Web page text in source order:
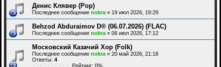
Денис Клявер (Pop)
Последнее сообщение nokra « 19 июл 2026, 19:29
Behzod Abduraimov D® (06.07.2026) (FLAC)
Последнее сообщение nokra « 06 июл 2026, 17:12
Московский Казачий Хор (Folk)
Последнее сообщение nokra « 20 май 2026, 21:18
Ответы: 4
Рейтинг: 0%